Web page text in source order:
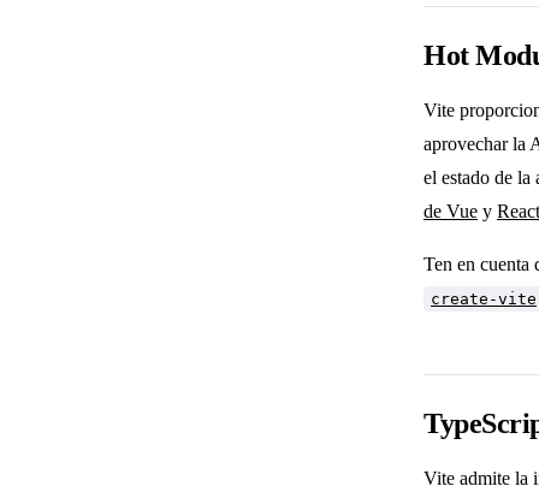
Hot
Vite
aprovechar la
el estado de
de Vue y
Ten en cuenta
create-vite
Vite admite la